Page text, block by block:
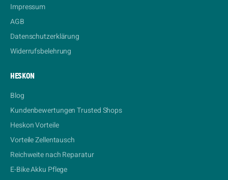
Impressum
AGB
Datenschutzerklärung
Widerrufsbelehrung
HESKON
Blog
Kundenbewertungen Trusted Shops
Heskon Vorteile
Vorteile Zellentausch
Reichweite nach Reparatur
E-Bike Akku Pflege